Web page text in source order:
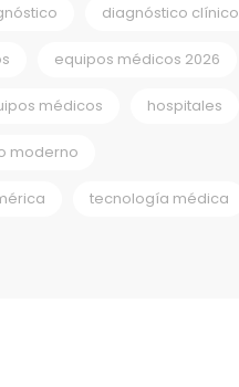
diagnóstico clínico
equipos médicos 2026
médicos hospitales
moderno
tecnología médica